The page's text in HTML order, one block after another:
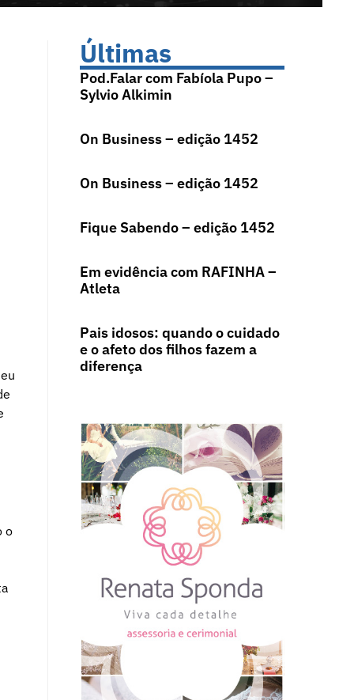
o
Últimas
Pod.Falar com Fabíola Pupo –
Sylvio Alkimin
On Business – edição 1452
On Business – edição 1452
Fique Sabendo – edição 1452
Em evidência com RAFINHA –
Atleta
Pais idosos: quando o cuidado
e o afeto dos filhos fazem a
diferença